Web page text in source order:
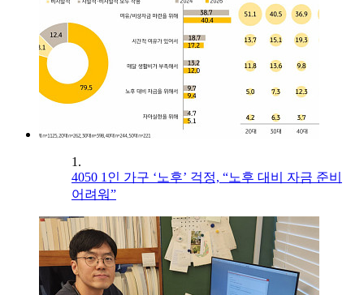
1.
4050 1인 가구 ‘노후’ 걱정, “노후 대비 자금 준비
어려워”